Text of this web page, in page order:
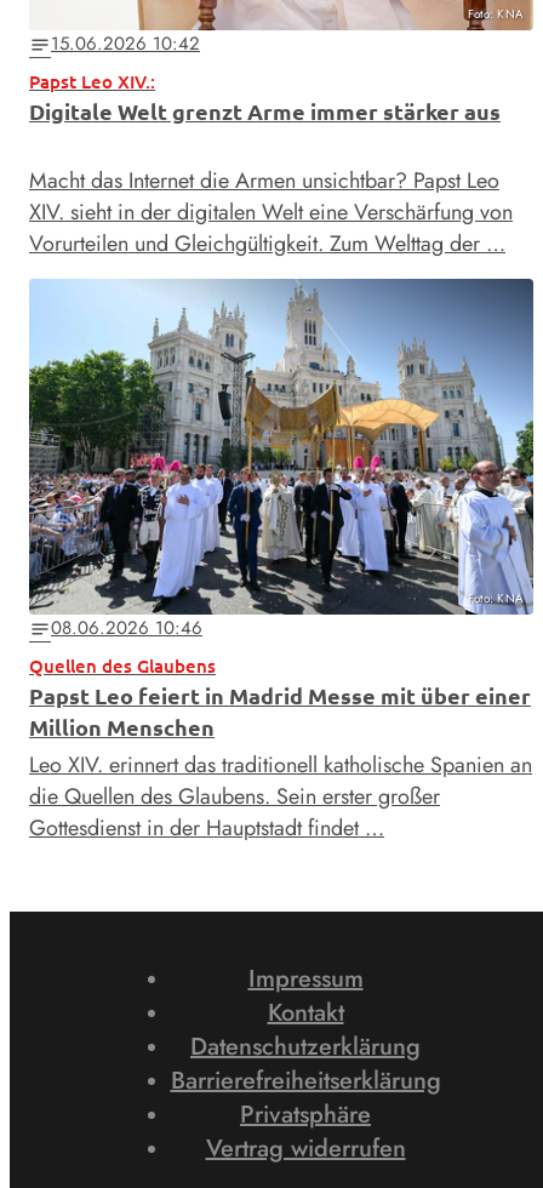
Foto: KNA
notes15.06.2026 10:42
Papst Leo XIV.:
Digitale Welt grenzt Arme immer stärker aus
Macht das Internet die Armen unsichtbar? Papst Leo
XIV. sieht in der digitalen Welt eine Verschärfung von
Vorurteilen und Gleichgültigkeit. Zum Welttag der …
Foto: KNA
notes08.06.2026 10:46
Quellen des Glaubens
Papst Leo feiert in Madrid Messe mit über einer
Million Menschen
Leo XIV. erinnert das traditionell katholische Spanien an
die Quellen des Glaubens. Sein erster großer
Gottesdienst in der Hauptstadt findet …
Impressum
Kontakt
Datenschutzerklärung
Barrierefreiheitserklärung
Privatsphäre
Vertrag widerrufen